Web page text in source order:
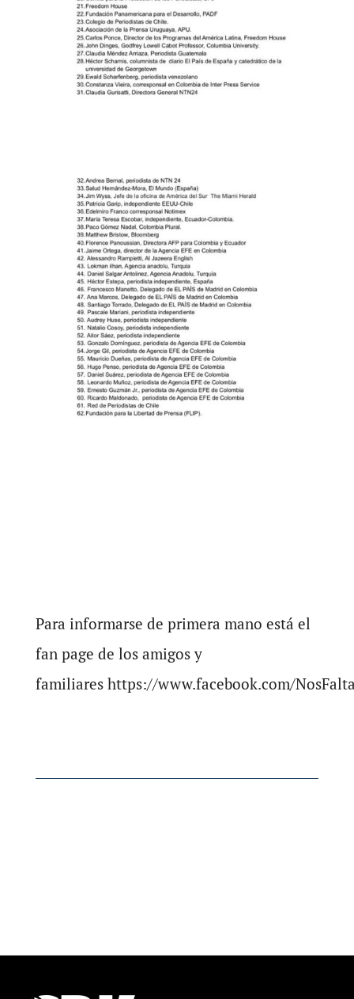
Para informarse de primera mano está el
fan page de los amigos y
familiares https://www.facebook.com/